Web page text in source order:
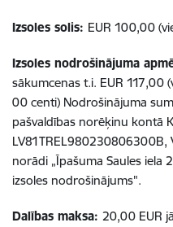
Izsoles solis: EUR 100,00
Izsoles nodrošinājuma
sākumcenas t.i. EUR 117,00
00 centi) Nodrošinājuma
pašvaldības norēķinu kontā
LV81TREL980230806300B,
norādi „Īpašuma Saules iela
izsoles nodrošinājums".
Dalības maksa: 20,00 EUR